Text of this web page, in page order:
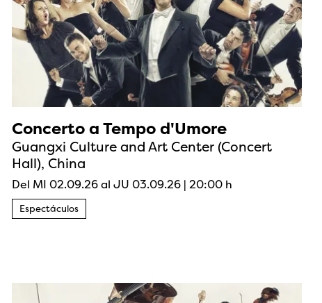
Concerto a Tempo d'Umore
Guangxi Culture and Art Center (Concert
Hall), China
Del MI 02.09.26al JU 03.09.26 | 20:00 h
Espectáculos